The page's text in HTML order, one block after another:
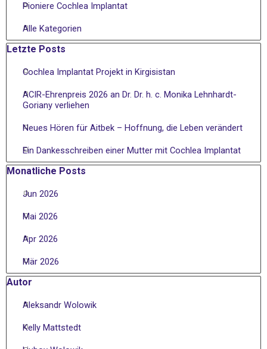
Pioniere Cochlea Implantat
Alle Kategorien
Block überspringen Letzte Posts
Letzte Posts
Cochlea Implantat Projekt in Kirgisistan
ACIR-Ehrenpreis 2026 an Dr. Dr. h. c. Monika Lehnhardt-
Goriany verliehen
Neues Hören für Aitbek – Hoffnung, die Leben verändert
Ein Dankesschreiben einer Mutter mit Cochlea Implantat
Block überspringen Monatliche Posts
Monatliche Posts
Jun 2026
Mai 2026
Apr 2026
Mär 2026
Block überspringen Autor
Autor
Aleksandr Wolowik
Kelly Mattstedt